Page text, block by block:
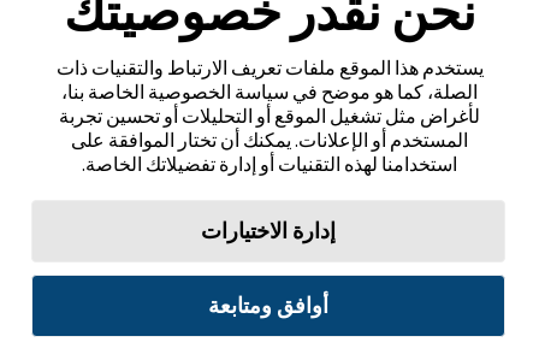
يستخدم هذا الموقع ملفات تعريف الارتباط والتقنيات ذات
الصلة، كما هو موضح في سياسة الخصوصية الخاصة بنا،
لأغراض مثل تشغيل الموقع أو التحليلات أو تحسين تجربة
المستخدم أو الإعلانات. يمكنك أن تختار الموافقة على
استخدامنا لهذه التقنيات أو إدارة تفضيلاتك الخاصة.
إدارة الاختيارات
أوافق ومتابعة